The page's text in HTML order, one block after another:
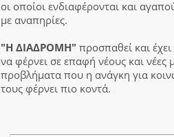
οι οποίοι ενδιαφέρονται και
με αναπηρίες.
"Η ΔΙΑΔΡΟΜΗ" προσπαθεί και
να φέρνει σε επαφή νέους και νέες
προβλήματα που η ανάγκη για
τους φέρνει πιο κοντά.